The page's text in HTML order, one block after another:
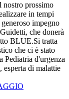
prossimo
in tempi
impegno
che donerà
BLUE.Si tratta
che ci è stato
Pediatria d'urgenza
esperta di malattie